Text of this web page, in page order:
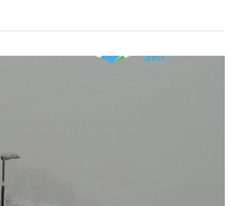
per i mezzi storici della
Marazzato
di buon riscontro
balneabile dopo i controlli
«Misura precauzionale e